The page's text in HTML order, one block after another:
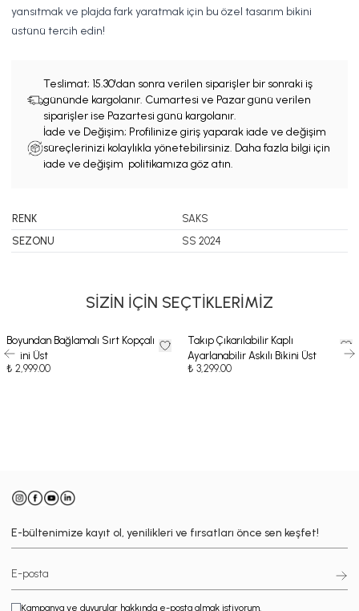
yansıtmak ve plajda fark yaratmak için bu özel tasarım bikini
üstünü tercih edin!
Teslimat; 15.30'dan sonra verilen siparişler bir sonraki iş
gününde kargolanır. Cumartesi ve Pazar günü verilen
siparişler ise Pazartesi günü kargolanır.
İade ve Değişim; Profilinize giriş yaparak iade ve değişim
süreçlerinizi kolaylıkla yönetebilirsiniz. Daha fazla bilgi için
iade ve değişim politikamıza göz atın.
RENK
SAKS
SEZONU
SS 2024
SİZİN İÇİN SEÇTİKLERİMİZ
Boyundan Bağlamalı Sırt Kopçalı
Bikini Üst
₺ 2,999.00
Takıp Çıkarılabilir Kaplı
Ayarlanabilir Askılı Bikini Üst
₺ 3,299.00
E-bültenimize kayıt ol, yenilikleri ve fırsatları önce sen keşfet!
Kampanya ve duyurular hakkında e-posta almak istiyorum.